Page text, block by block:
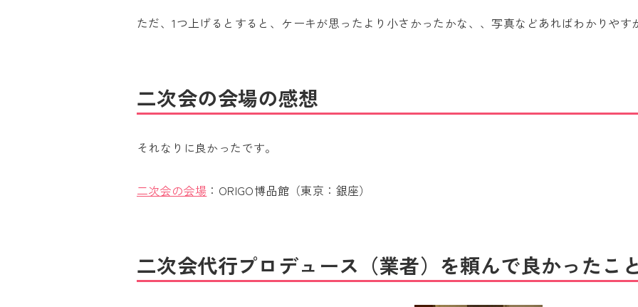
ただ、1つ上げるとすると、ケーキが思ったより小さかったかな、、写真などあればわかりやす
二次会の会場の感想
それなりに良かったです。
二次会の会場 ：ORIGO博品館（東京：銀座）
二次会代行プロデュース（業者）を頼んで良かったこ